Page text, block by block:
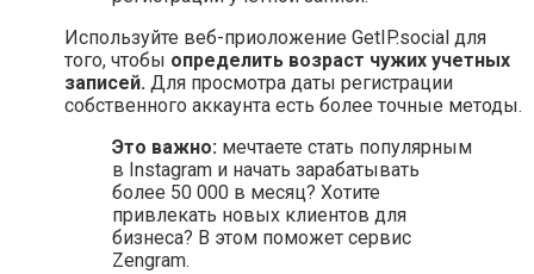
Используйте веб-приоложение GetIP.social для
того, чтобы определить возраст чужих учетных
записей. Для просмотра даты регистрации
собственного аккаунта есть более точные методы.
Это важно: мечтаете стать популярным
в Instagram и начать зарабатывать
более 50 000 в месяц? Хотите
привлекать новых клиентов для
бизнеса? В этом поможет сервис
Zengram.